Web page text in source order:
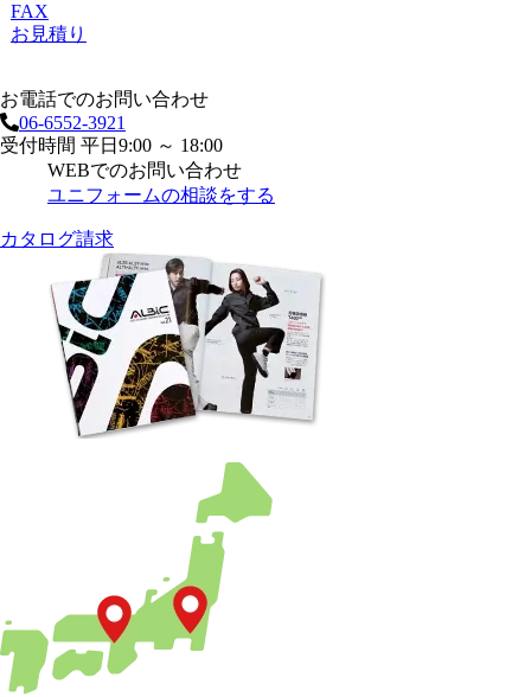
FAX
お見積り
お電話でのお問い合わせ
06-6552-3921
受付時間 平日9:00 ～ 18:00
WEBでのお問い合わせ
ユニフォームの相談をする
カタログ請求